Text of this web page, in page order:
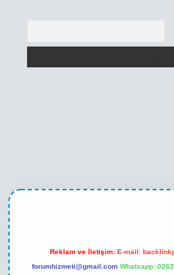
Reklam ve İletişim: E-mail:
forumhizmeti@gmail.com Whatsapp: